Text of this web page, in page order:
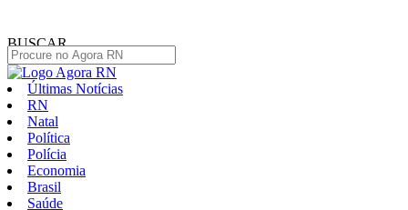
BUSCAR
Últimas Notícias
RN
Natal
Política
Polícia
Economia
Brasil
Saúde